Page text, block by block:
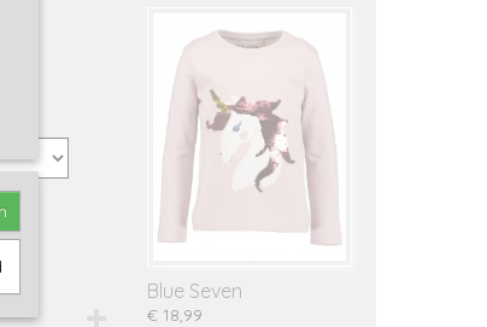
Blue Seven
€ 18,99